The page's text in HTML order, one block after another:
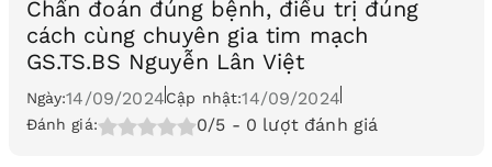
Chẩn đoán đúng bệnh, điều trị đúng
cách cùng chuyên gia tim mạch
GS.TS.BS Nguyễn Lân Việt
Ngày:14/09/2024Cập nhật:14/09/2024
Đánh giá: 0/5 - 0 lượt đánh giá